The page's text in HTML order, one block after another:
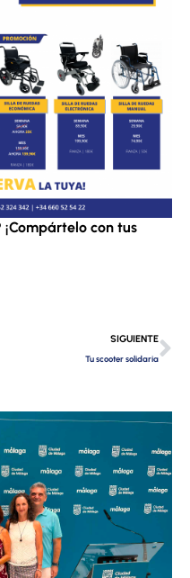
con tus
SIGUIENTE
Tu scooter solidaria